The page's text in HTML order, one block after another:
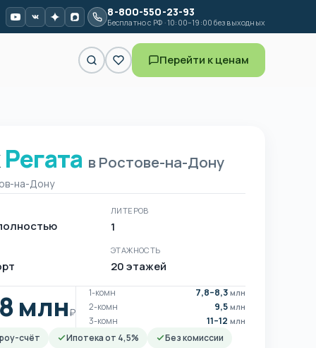
8-800-550-23-93
Бесплатно с РФ · 10:00–19:00 без выходных
Перейти к ценам
в Ростове-на-Дону
Регата в Ростове-на-Дону
на-Дону
ЛИТЕРОВ
1
ЭТАЖНОСТЬ
20 этажей
млн₽
1-комн 7,8–8,3 млн
2-комн 9,5 млн
3-комн 11–12 млн
счёт Ипотека от 4,5% Без комиссии